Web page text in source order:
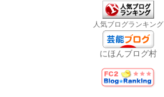
人気ブログランキング
にほんブログ村